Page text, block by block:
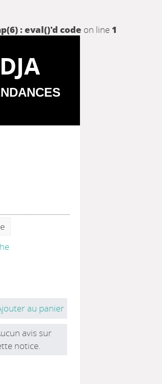
: eval()'d code on line 1
au panier
avis sur
notice.